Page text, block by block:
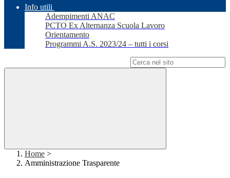
Info utili
Adempimenti ANAC
PCTO Ex Alternanza Scuola Lavoro
Orientamento
Programmi A.S. 2023/24 – tutti i corsi
Home >
Amministrazione Trasparente